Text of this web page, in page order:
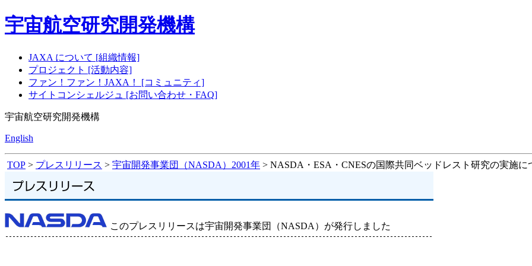
宇宙航空研究開発機構
JAXA について [組織情報]
プロジェクト [活動内容]
ファン！ファン！JAXA！ [コミュニティ]
サイトコンシェルジュ [お問い合わせ・FAQ]
宇宙航空研究開発機構
English
TOP > プレスリリース > 宇宙開発事業団（NASDA）2001年 > NASDA・ESA・CNESの国際共同ベッドレスト研究の実施に
このプレスリリースは宇宙開発事業団（NASDA）が発行しました